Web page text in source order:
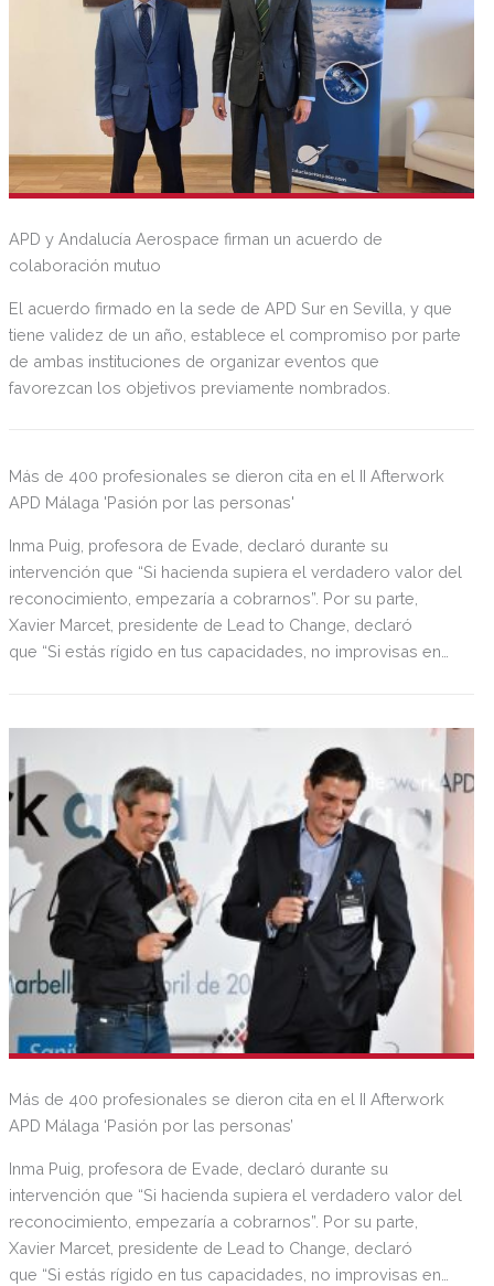
APD y Andalucía Aerospace firman un acuerdo de
colaboración mutuo
El acuerdo firmado en la sede de APD Sur en Sevilla, y que
tiene validez de un año, establece el compromiso por parte
de ambas instituciones de organizar eventos que
favorezcan los objetivos previamente nombrados.
Más de 400 profesionales se dieron cita en el II Afterwork
APD Málaga 'Pasión por las personas'
Inma Puig, profesora de Evade, declaró durante su
intervención que “Si hacienda supiera el verdadero valor del
reconocimiento, empezaría a cobrarnos”. Por su parte,
Xavier Marcet, presidente de Lead to Change, declaró
que “Si estás rígido en tus capacidades, no improvisas en
Más de 400 profesionales se dieron cita en el II Afterwork
APD Málaga ‘Pasión por las personas’
Inma Puig, profesora de Evade, declaró durante su
intervención que “Si hacienda supiera el verdadero valor del
reconocimiento, empezaría a cobrarnos”. Por su parte,
Xavier Marcet, presidente de Lead to Change, declaró
que “Si estás rígido en tus capacidades, no improvisas en